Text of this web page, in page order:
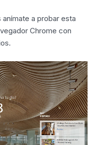
a probar esta
Chrome con